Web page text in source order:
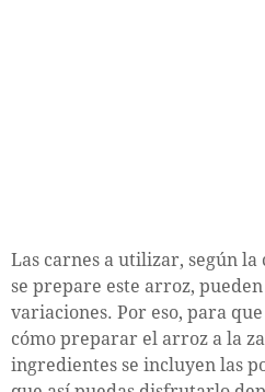
Las carnes a utilizar, según la
se prepare este arroz,
variaciones. Por eso, para
cómo preparar el arroz a la
ingredientes se incluyen las